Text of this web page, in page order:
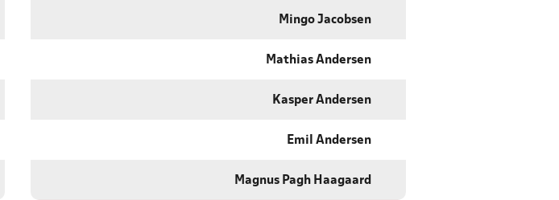
Mingo Jacobsen
Mathias Andersen
Kasper Andersen
Emil Andersen
Magnus Pagh Haagaard